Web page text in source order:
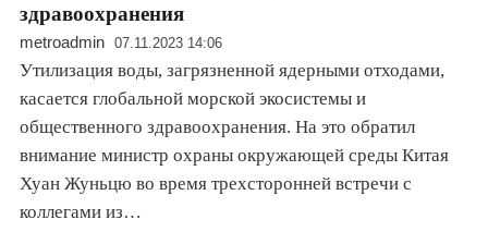
здравоохранения
metroadmin 07.11.2023 14:06
Утилизация воды, загрязненной ядерными отходами,
касается глобальной морской экосистемы и
общественного здравоохранения. На это обратил
внимание министр охраны окружающей среды Китая
Хуан Жуньцю во время трехсторонней встречи с
коллегами из…